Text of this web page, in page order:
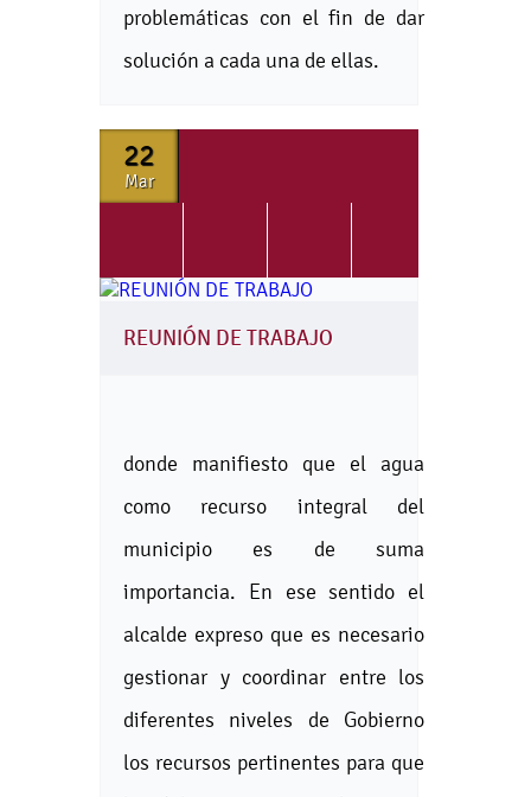
problemáticas con el fin de dar
solución a cada una de ellas.
22
Mar
REUNIÓN DE TRABAJO
donde manifiesto que el agua
como recurso integral del
municipio es de suma
importancia. En ese sentido el
alcalde expreso que es necesario
gestionar y coordinar entre los
diferentes niveles de Gobierno
los recursos pertinentes para que